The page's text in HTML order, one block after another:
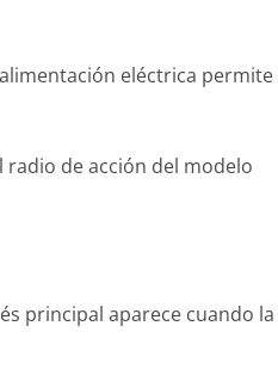
eléctrica permite
radio de acción del modelo
principal aparece cuando la